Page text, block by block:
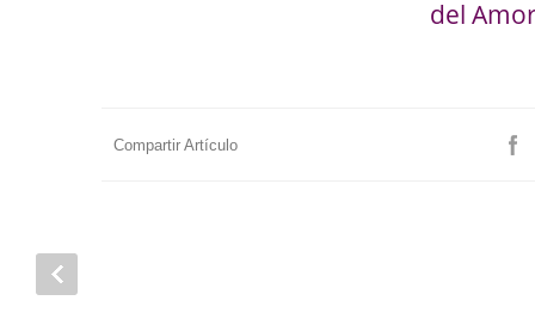
del
Compartir Artículo